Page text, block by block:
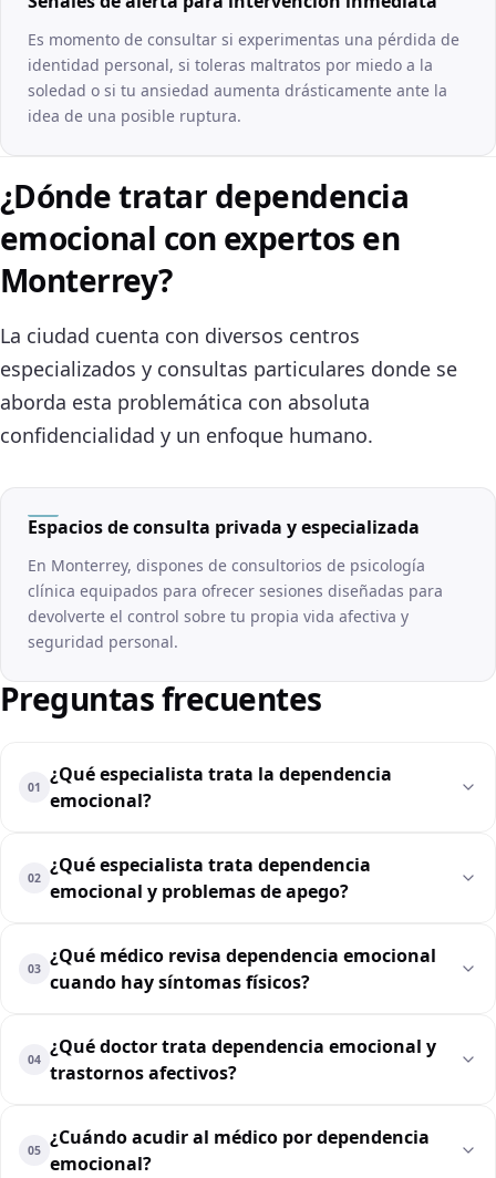
Es momento de consultar si experimentas una pérdida de
identidad personal, si toleras maltratos por miedo a la
soledad o si tu ansiedad aumenta drásticamente ante la
idea de una posible ruptura.
¿Dónde tratar dependencia
emocional con expertos en
Monterrey?
La ciudad cuenta con diversos centros
especializados y consultas particulares donde se
aborda esta problemática con absoluta
confidencialidad y un enfoque humano.
Espacios de consulta privada y especializada
En Monterrey, dispones de consultorios de psicología
clínica equipados para ofrecer sesiones diseñadas para
devolverte el control sobre tu propia vida afectiva y
seguridad personal.
Preguntas frecuentes
01
¿Qué especialista trata la dependencia
emocional?
02
¿Qué especialista trata dependencia
emocional y problemas de apego?
03
¿Qué médico revisa dependencia emocional
cuando hay síntomas físicos?
04
¿Qué doctor trata dependencia emocional y
trastornos afectivos?
05
¿Cuándo acudir al médico por dependencia
emocional?